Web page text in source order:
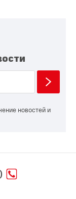
новостей и